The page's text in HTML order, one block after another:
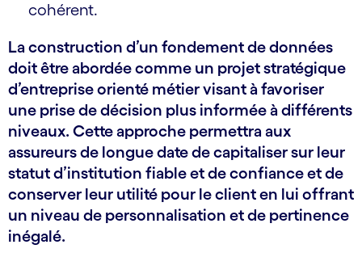
cohérent.
La construction d’un fondement de données
doit être abordée comme un projet stratégique
d’entreprise orienté métier visant à favoriser
une prise de décision plus informée à différents
niveaux. Cette approche permettra aux
assureurs de longue date de capitaliser sur leur
statut d’institution fiable et de confiance et de
conserver leur utilité pour le client en lui offrant
un niveau de personnalisation et de pertinence
inégalé.